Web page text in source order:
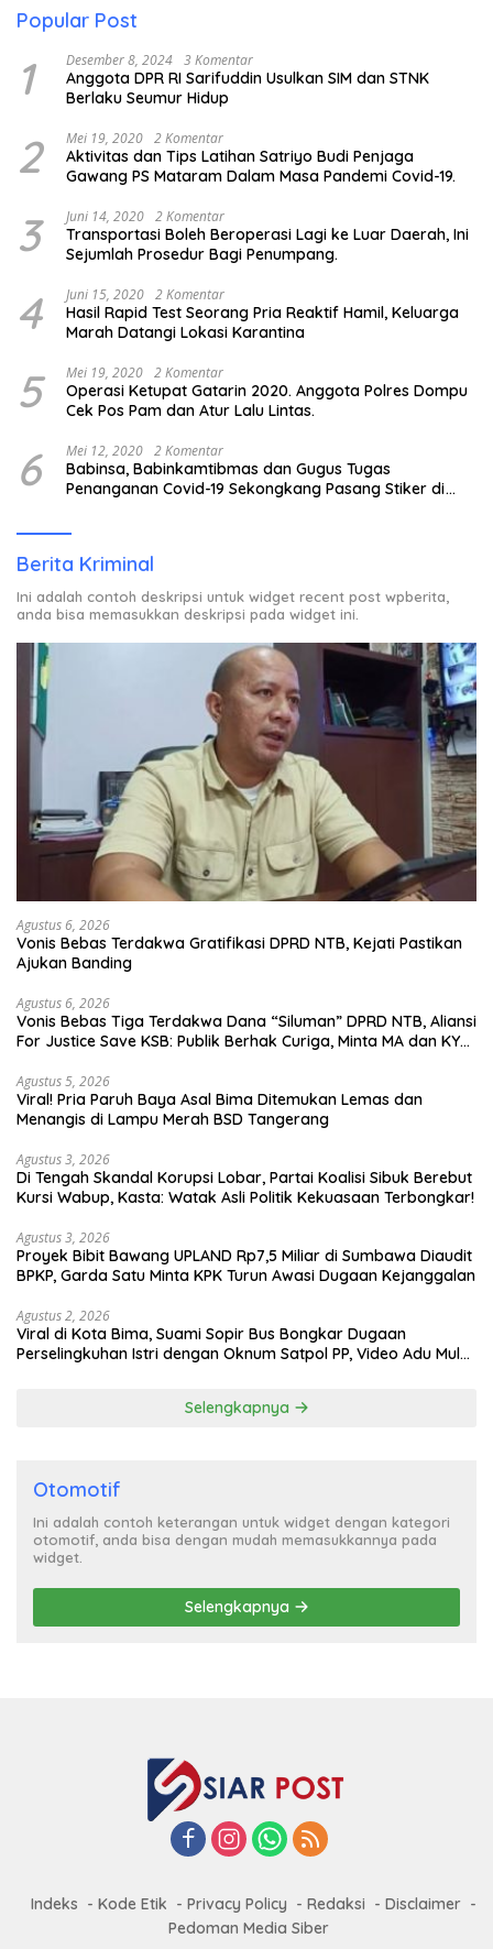
Popular Post
1 Desember 8, 2024 3 Komentar
Anggota DPR RI Sarifuddin Usulkan SIM dan STNK
Berlaku Seumur Hidup
2 Mei 19, 2020 2 Komentar
Aktivitas dan Tips Latihan Satriyo Budi Penjaga
Gawang PS Mataram Dalam Masa Pandemi Covid-19.
3 Juni 14, 2020 2 Komentar
Transportasi Boleh Beroperasi Lagi ke Luar Daerah, Ini
Sejumlah Prosedur Bagi Penumpang.
4 Juni 15, 2020 2 Komentar
Hasil Rapid Test Seorang Pria Reaktif Hamil, Keluarga
Marah Datangi Lokasi Karantina
5 Mei 19, 2020 2 Komentar
Operasi Ketupat Gatarin 2020. Anggota Polres Dompu
Cek Pos Pam dan Atur Lalu Lintas.
6 Mei 12, 2020 2 Komentar
Babinsa, Babinkamtibmas dan Gugus Tugas
Penanganan Covid-19 Sekongkang Pasang Stiker di
Berita Kriminal
Ini adalah contoh deskripsi untuk widget recent post wpberita,
anda bisa memasukkan deskripsi pada widget ini.
Agustus 6, 2026
Vonis Bebas Terdakwa Gratifikasi DPRD NTB, Kejati Pastikan
Ajukan Banding
Agustus 6, 2026
Vonis Bebas Tiga Terdakwa Dana “Siluman” DPRD NTB, Aliansi
For Justice Save KSB: Publik Berhak Curiga, Minta MA dan KY
Agustus 5, 2026
Viral! Pria Paruh Baya Asal Bima Ditemukan Lemas dan
Menangis di Lampu Merah BSD Tangerang
Agustus 3, 2026
Di Tengah Skandal Korupsi Lobar, Partai Koalisi Sibuk Berebut
Kursi Wabup, Kasta: Watak Asli Politik Kekuasaan Terbongkar!
Agustus 3, 2026
Proyek Bibit Bawang UPLAND Rp7,5 Miliar di Sumbawa Diaudit
BPKP, Garda Satu Minta KPK Turun Awasi Dugaan Kejanggalan
Agustus 2, 2026
Viral di Kota Bima, Suami Sopir Bus Bongkar Dugaan
Perselingkuhan Istri dengan Oknum Satpol PP, Video Adu Mulut
Selengkapnya
Otomotif
Ini adalah contoh keterangan untuk widget dengan kategori
otomotif, anda bisa dengan mudah memasukkannya pada
widget.
Selengkapnya
Indeks Kode Etik Privacy Policy Redaksi
Disclaimer
Pedoman Media Siber